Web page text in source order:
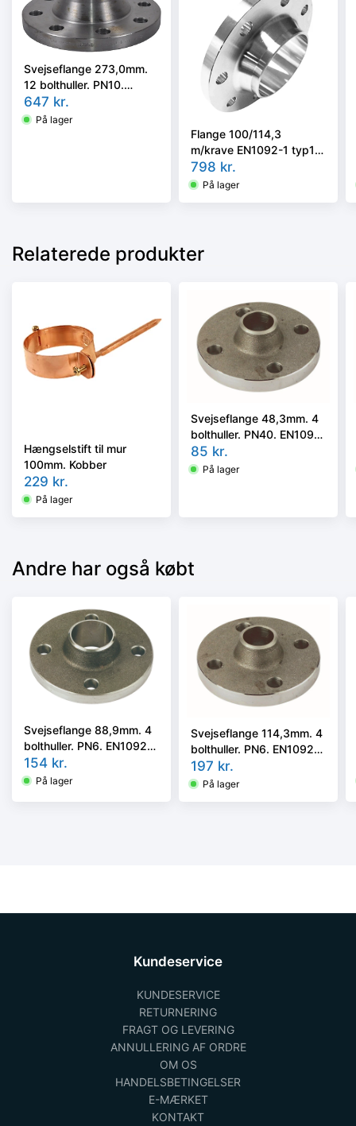
Svejseflange 273,0mm.
12 bolthuller. PN10.
EN1092-1/11, P250GH
647 kr.
På lager
Flange 100/114,3
m/krave EN1092-1 typ11
/ DIN2635 PN40
AISI316L/1.4404
798 kr.
På lager
Relaterede produkter
Hængselstift til mur
100mm. Kobber
229 kr.
På lager
Svejseflange 48,3mm. 4
bolthuller. PN40. EN1092-
1/11, P250GH
85 kr.
På lager
Andre har også købt
Svejseflange 88,9mm. 4
bolthuller. PN6. EN1092-
1/11, P250GH
154 kr.
På lager
Svejseflange 114,3mm. 4
bolthuller. PN6. EN1092-
1/11, P250GH
197 kr.
På lager
Kundeservice
KUNDESERVICE
RETURNERING
FRAGT OG LEVERING
ANNULLERING AF ORDRE
OM OS
HANDELSBETINGELSER
E-MÆRKET
KONTAKT